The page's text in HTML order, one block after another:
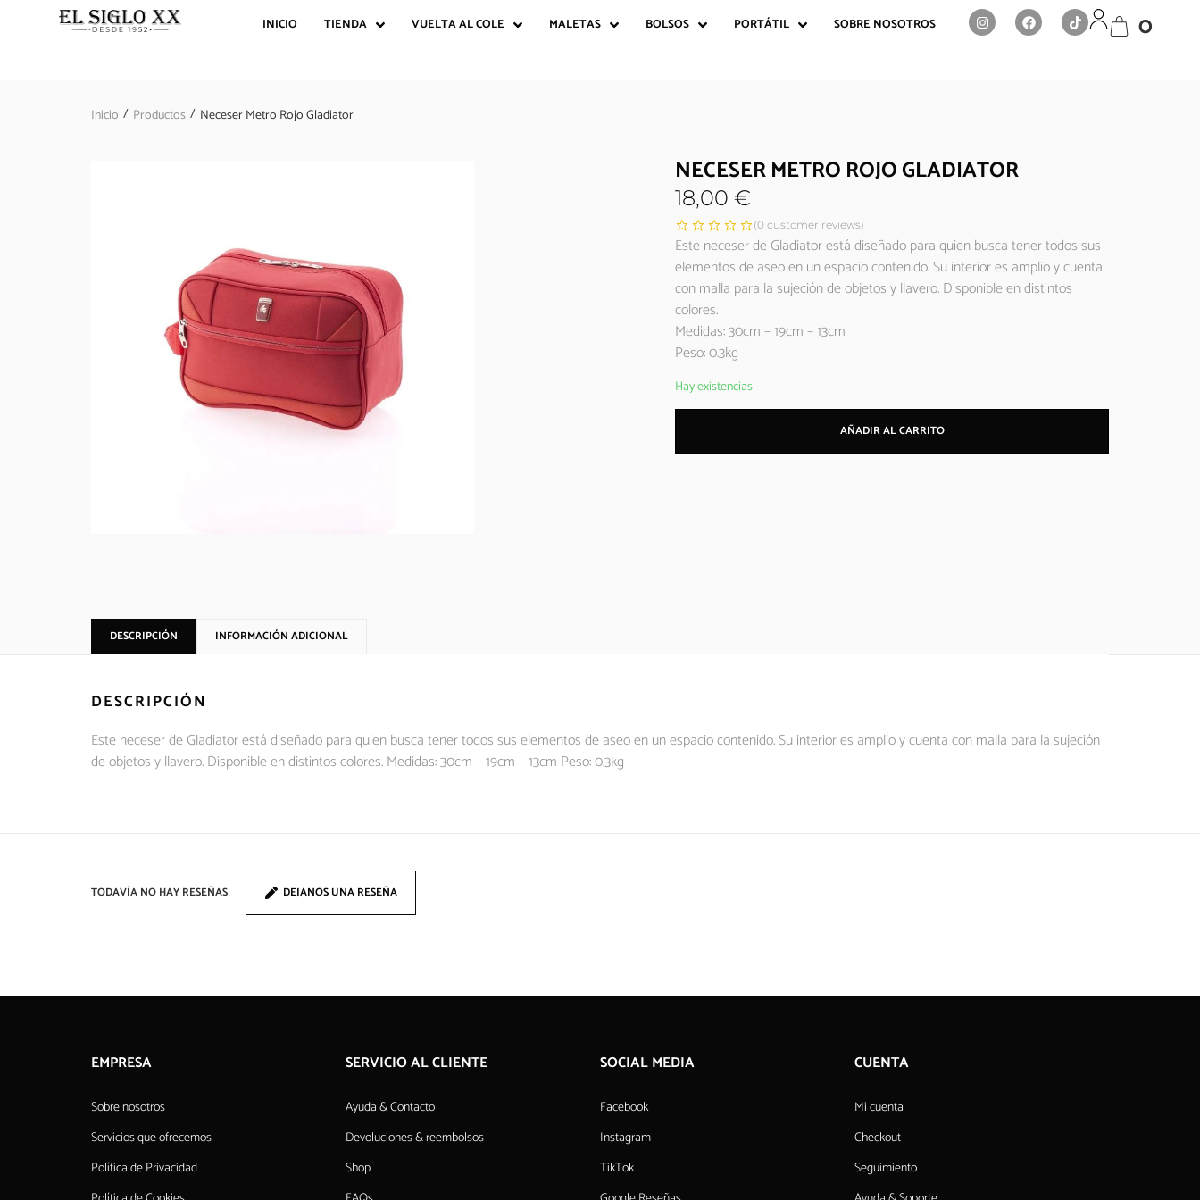
INICIO TIENDA VUELTA AL COLE MALETAS BOLSOS PORTÁTIL SOBRE NOSOTROS 0
Inicio / Productos / Neceser Metro Rojo Gladiator
NECESER METRO ROJO GLADIATOR
18,00 €
(0 customer reviews)
Este neceser de Gladiator está diseñado para quien busca tener todos sus
elementos de aseo en un espacio contenido. Su interior es amplio y cuenta
con malla para la sujeción de objetos y llavero. Disponible en distintos
colores.
Medidas: 30cm – 19cm – 13cm
Peso: 0.3kg
Hay existencias
AÑADIR AL CARRITO
DESCRIPCIÓN INFORMACIÓN ADICIONAL
DESCRIPCIÓN
Este neceser de Gladiator está diseñado para quien busca tener todos sus elementos de aseo en un espacio contenido. Su interior es amplio y cuenta con malla para la sujeción
de objetos y llavero. Disponible en distintos colores. Medidas: 30cm – 19cm – 13cm Peso: 0.3kg
TODAVÍA NO HAY RESEÑAS DEJANOS UNA RESEÑA
EMPRESA
Sobre nosotros
Servicios que ofrecemos
Política de Privacidad
SERVICIO AL CLIENTE
Ayuda & Contacto
Devoluciones & reembolsos
Shop
SOCIAL MEDIA
Facebook
Instagram
TikTok
CUENTA
Mi cuenta
Checkout
Seguimiento